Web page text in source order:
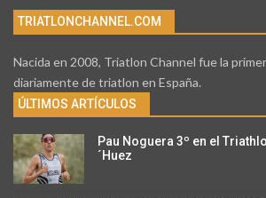
TRIATLONCHANNEL.COM
Nacida en 2008, Triatlon Channel fue la
diariamente de triatlon en España.
ÚLTIMOS ARTÍCULOS
Pau Noguera 3º en el
´Huez